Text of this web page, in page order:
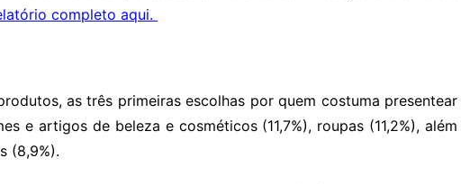
completo aqui.
as três primeiras escolhas por quem costuma presentear
e artigos de beleza e cosméticos (11,7%), roupas (11,2%), além
(8,9%).